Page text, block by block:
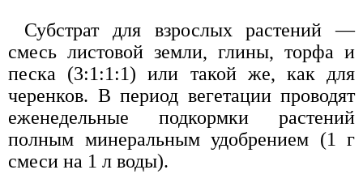
Субстрат для взрослых растений —
смесь листовой земли, глины, торфа и
песка (3:1:1:1) или такой же, как для
черенков. В период вегетации проводят
еженедельные подкормки растений
полным минеральным удобрением (1 г
смеси на 1 л воды).